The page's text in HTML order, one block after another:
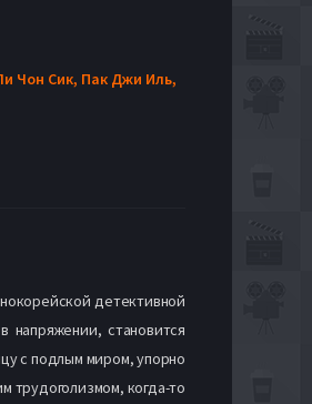
Чон Сик, Пак Джи Иль,
детективной
становится
с подлым миром, упорно
трудоголизмом, когда-то